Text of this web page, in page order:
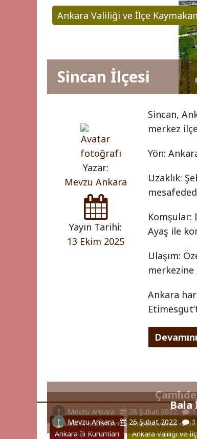
Ankara Valiliği ve İlçe
Sincan İlçesi
Yazar:
Mevzu Ankara
Yayın Tarihi:
13 Ekim 2025
Sincan,
merkez
Yön:
Uzaklık:
Komşular:
Ayaş ile
Ulaşım:
merkezine
Ankara
(0)"
Ankara İli Kurumları Ankara Valiliği ve
Mevzu Ankara 28 Şubat 2022
1
Ankara İli Kurumları Ankara Valiliği ve
Bala
Mevzu Ankara 26 Şubat 2022
1